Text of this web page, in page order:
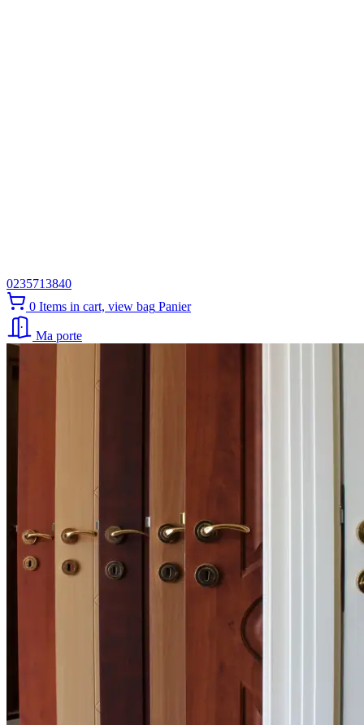
0235713840
0 Items in cart, view bag Panier
Ma porte